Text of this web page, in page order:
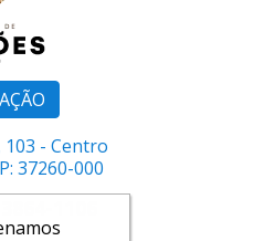
103 - Centro
37260-000